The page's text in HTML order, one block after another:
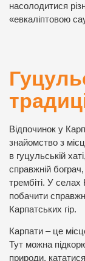
насолодитися
«евкаліптовою
Відпочинок у
знайомство з
в гуцульській
справжній
трембіті. У
побачити
Карпатських гір.
Карпати – це
Тут можна
природи,